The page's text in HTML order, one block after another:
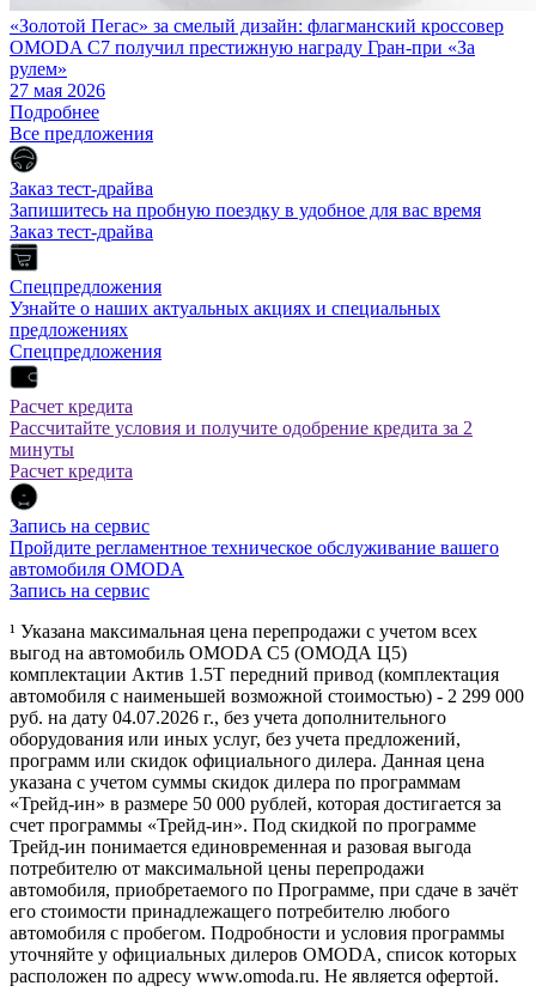
«Золотой Пегас» за смелый дизайн: флагманский кроссовер
OMODA C7 получил престижную награду Гран-при «За
рулем»
27 мая 2026
Подробнее
Все предложения
Заказ тест-драйва
Запишитесь на пробную поездку в удобное для вас время
Заказ тест-драйва
Спецпредложения
Узнайте о наших актуальных акциях и специальных
предложениях
Спецпредложения
Расчет кредита
Рассчитайте условия и получите одобрение кредита за 2
минуты
Расчет кредита
Запись на сервис
Пройдите регламентное техническое обслуживание вашего
автомобиля OMODA
Запись на сервис
¹ Указана максимальная цена перепродажи с учетом всех
выгод на автомобиль OMODA C5 (ОМОДА Ц5)
комплектации Актив 1.5Т передний привод (комплектация
автомобиля с наименьшей возможной стоимостью) - 2 299 000
руб. на дату 04.07.2026 г., без учета дополнительного
оборудования или иных услуг, без учета предложений,
программ или скидок официального дилера. Данная цена
указана с учетом суммы скидок дилера по программам
«Трейд-ин» в размере 50 000 рублей, которая достигается за
счет программы «Трейд-ин». Под скидкой по программе
Трейд-ин понимается единовременная и разовая выгода
потребителю от максимальной цены перепродажи
автомобиля, приобретаемого по Программе, при сдаче в зачёт
его стоимости принадлежащего потребителю любого
автомобиля с пробегом. Подробности и условия программы
уточняйте у официальных дилеров OMODA, список которых
расположен по адресу www.omoda.ru. Не является офертой.